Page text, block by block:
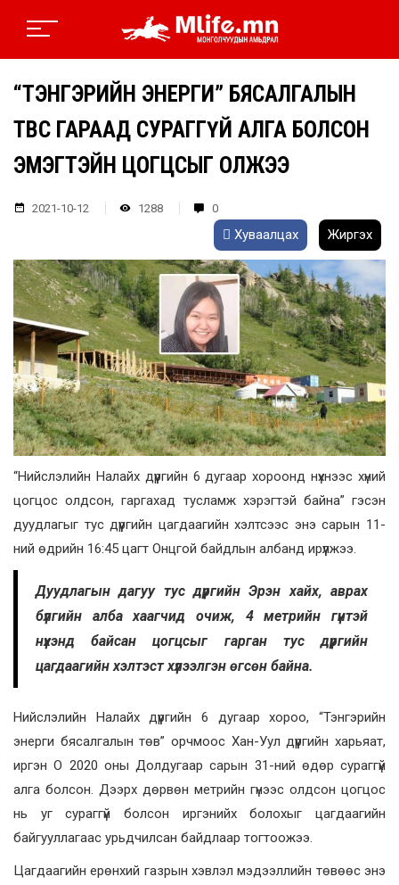
“ТЭНГЭРИЙН ЭНЕРГИ” БЯСАЛГАЛЫН
ТӨВӨӨС ГАРААД СУРАГГҮЙ АЛГА БОЛСОН
ЭМЭГТЭЙН ЦОГЦСЫГ ОЛЖЭЭ
2021-10-12 1288 0
Хуваалцах Жиргэх
“Нийслэлийн Налайх дүүргийн 6 дугаар хороонд нүхнээс хүний
цогцос олдсон, гаргахад тусламж хэрэгтэй байна” гэсэн
дуудлагыг тус дүүргийн цагдаагийн хэлтсээс энэ сарын 11-
ний өдрийн 16:45 цагт Онцгой байдлын албанд ирүүлжээ.
Дуудлагын дагуу тус дүүргийн Эрэн хайх, аврах
бүлгийн алба хаагчид очиж, 4 метрийн гүнтэй
нүхэнд байсан цогцсыг гарган тус дүүргийн
цагдаагийн хэлтэст хүлээлгэн өгсөн байна.
Нийслэлийн Налайх дүүргийн 6 дугаар хороо, “Тэнгэрийн
энерги бясалгалын төв” орчмоос Хан-Уул дүүргийн харьяат,
иргэн О 2020 оны Долдугаар сарын 31-ний өдөр сураггүй
алга болсон. Дээрх дөрвөн метрийн гүнээс олдсон цогцос
нь уг сураггүй болсон иргэнийх болохыг цагдаагийн
байгууллагаас урьдчилсан байдлаар тогтоожээ.
Цагдаагийн ерөнхий газрын хэвлэл мэдээллийн төвөөс энэ